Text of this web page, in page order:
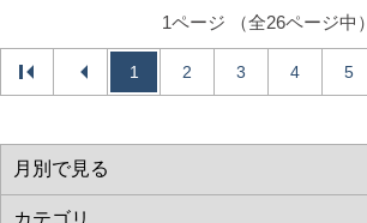
1ページ （全26ページ中）
1 2 3 4 5